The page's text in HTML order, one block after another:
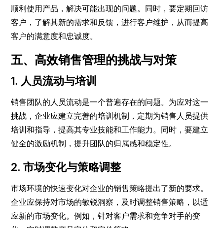
顺利使用产品，解决可能出现的问题。同时，要定期回访
客户，了解其新的需求和反馈，进行客户维护，从而提高
客户的满意度和忠诚度。
五、高效销售管理的挑战与对策
1. 人员流动与培训
销售团队的人员流动是一个普遍存在的问题。为应对这一
挑战，企业应建立完善的培训机制，定期为销售人员提供
培训和指导，提高其专业技能和工作能力。同时，要建立
健全的激励机制，提升团队的归属感和稳定性。
2. 市场变化与策略调整
市场环境的快速变化对企业的销售策略提出了新的要求。
企业应保持对市场的敏锐洞察，及时调整销售策略，以适
应新的市场变化。例如，针对客户需求和竞争对手的变